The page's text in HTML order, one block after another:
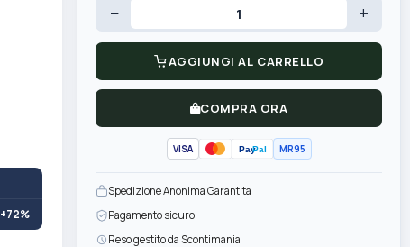
+72%
− +
AGGIUNGI AL CARRELLO
COMPRA ORA
VISA PayPal MR95
Spedizione Anonima Garantita
Pagamento sicuro
Reso gestito da Scontimania